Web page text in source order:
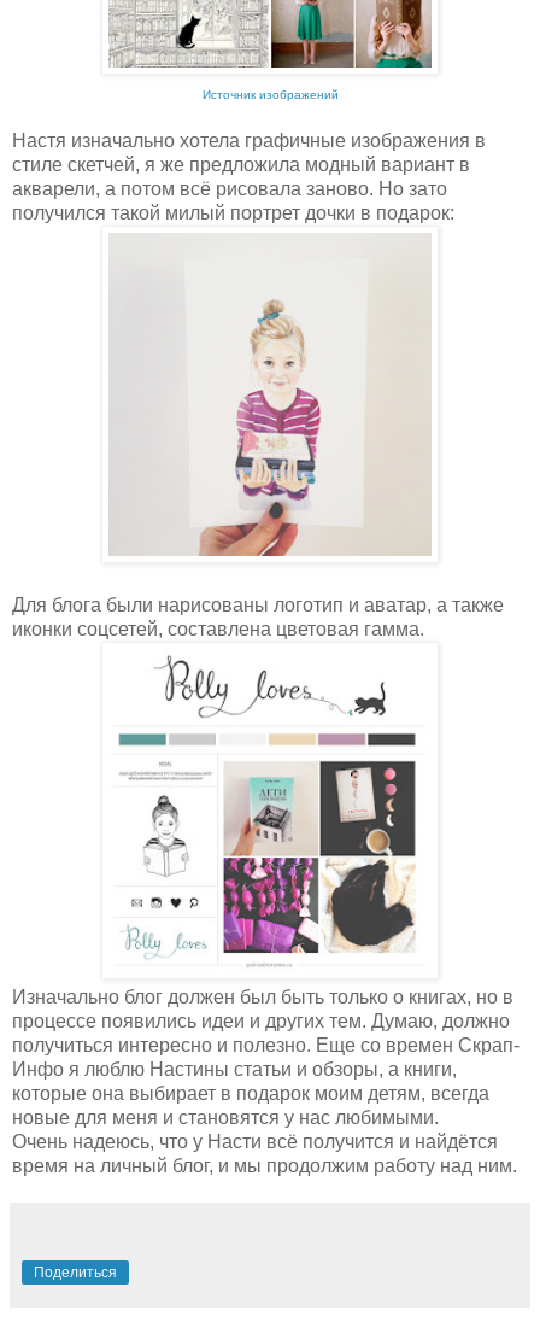
Источник изображений
Настя изначально хотела графичные изображения в
стиле скетчей, я же предложила модный вариант в
акварели, а потом всё рисовала заново. Но зато
получился такой милый портрет дочки в подарок:
Для блога были нарисованы логотип и аватар, а также
иконки соцсетей, составлена цветовая гамма.
Изначально блог должен был быть только о книгах, но в
процессе появились идеи и других тем. Думаю, должно
получиться интересно и полезно. Еще со времен Скрап-
Инфо я люблю Настины статьи и обзоры, а книги,
которые она выбирает в подарок моим детям, всегда
новые для меня и становятся у нас любимыми.
Очень надеюсь, что у Насти всё получится и найдётся
время на личный блог, и мы продолжим работу над ним.
Поделиться